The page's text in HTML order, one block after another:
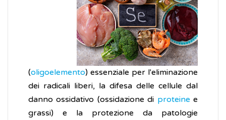
(oligoelemento) essenziale per l'eliminazione
dei radicali liberi, la difesa delle cellule dal
danno ossidativo (ossidazione di proteine e
grassi) e la protezione da patologie